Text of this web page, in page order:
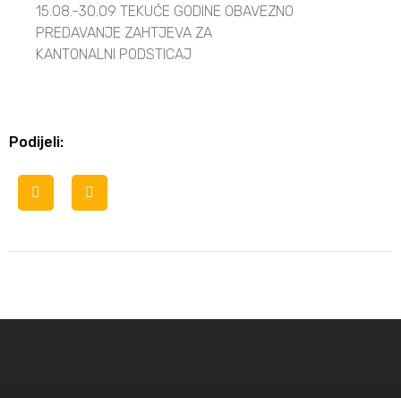
15.08.-30.09 TEKUĆE GODINE OBAVEZNO
PREDAVANJE ZAHTJEVA ZA
KANTONALNI PODSTICAJ
Podijeli: